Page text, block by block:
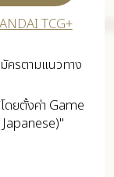
TCG+
ครตามแนวทาง
ดยตั้งค่า Game